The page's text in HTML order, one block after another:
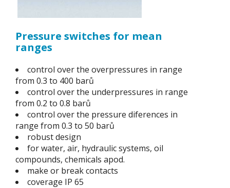
Pressure switches for mean
ranges
control over the overpressures in range
from 0.3 to 400 barů
control over the underpressures in range
from 0.2 to 0.8 barů
control over the pressure diferences in
range from 0.3 to 50 barů
robust design
for water, air, hydraulic systems, oil
compounds, chemicals apod.
make or break contacts
coverage IP 65